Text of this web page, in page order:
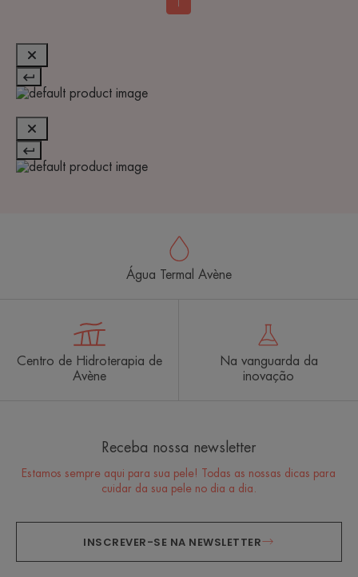
Água Termal Avène
Centro de Hidroterapia de
Avène
Na vanguarda da
inovação
Receba nossa newsletter
Estamos sempre aqui para sua pele! Todas as nossas dicas para
cuidar da sua pele no dia a dia.
INSCREVER-SE NA NEWSLETTER